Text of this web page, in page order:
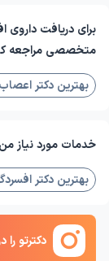
برای دریافت داروی
متخصصی مراجعه
بهترین دکتر
خدمات مورد نیاز من
بهترین دکتر
دکترتو را